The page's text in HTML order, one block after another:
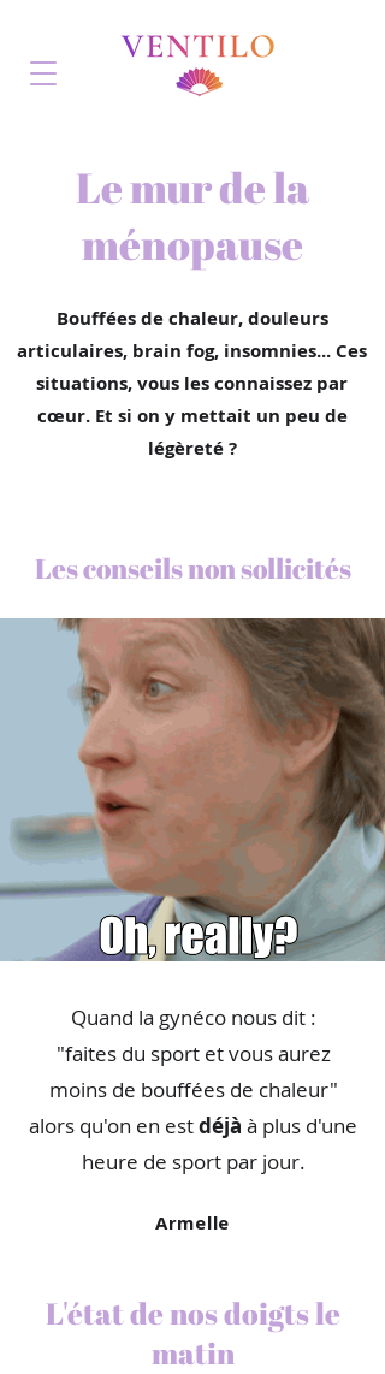
Le mur de la
ménopause
Bouffées de chaleur, douleurs
articulaires, brain fog, insomnies... Ces
situations, vous les connaissez par
cœur. Et si on y mettait un peu de
légèreté ?
Les conseils non sollicités
Quand la gynéco nous dit :
"faites du sport et vous aurez
moins de bouffées de chaleur"
alors qu'on en estdéjà à plus d'une
heure de sport par jour.
Armelle
L'état de nos doigts le
matin